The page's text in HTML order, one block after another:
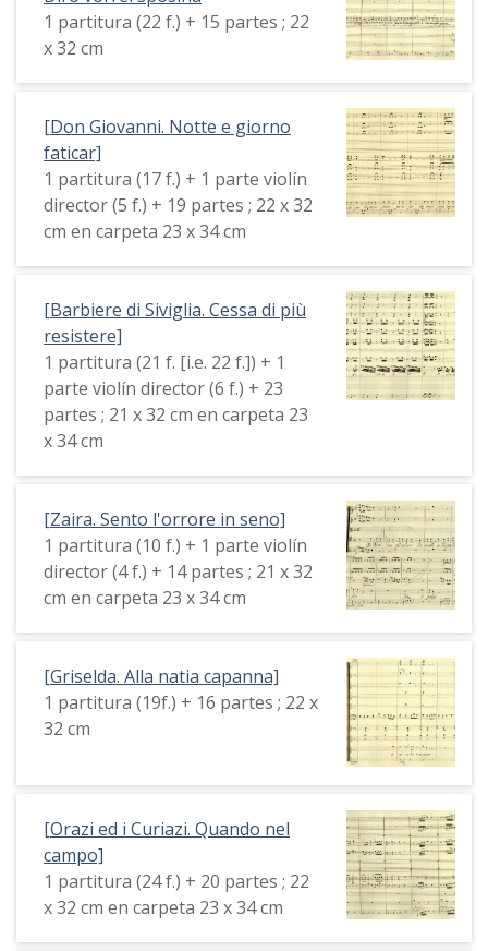
1 partitura (22 f.) + 15 partes ; 22
x 32 cm
[Don Giovanni. Notte e giorno
faticar]
1 partitura (17 f.) + 1 parte violín
director (5 f.) + 19 partes ; 22 x 32
cm en carpeta 23 x 34 cm
[Barbiere di Siviglia. Cessa di più
resistere]
1 partitura (21 f. [i.e. 22 f.]) + 1
parte violín director (6 f.) + 23
partes ; 21 x 32 cm en carpeta 23
x 34 cm
[Zaira. Sento l'orrore in seno]
1 partitura (10 f.) + 1 parte violín
director (4 f.) + 14 partes ; 21 x 32
cm en carpeta 23 x 34 cm
[Griselda. Alla natia capanna]
1 partitura (19f.) + 16 partes ; 22 x
32 cm
[Orazi ed i Curiazi. Quando nel
campo]
1 partitura (24 f.) + 20 partes ; 22
x 32 cm en carpeta 23 x 34 cm